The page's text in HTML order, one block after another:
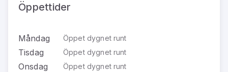
Öppettider
Måndag Öppet dygnet runt
Tisdag Öppet dygnet runt
Onsdag Öppet dygnet runt